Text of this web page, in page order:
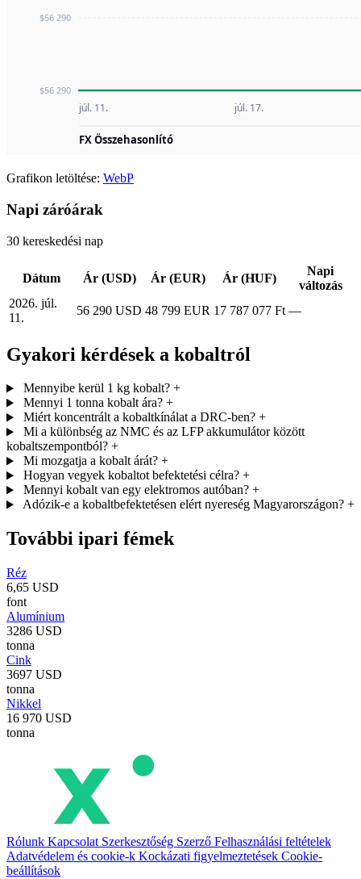
Grafikon letöltése: WebP
Napi záróárak
30 kereskedési nap
Dátum Ár (USD) Ár (EUR) Ár (HUF)
Napi
változás
2026. júl.
11.
56 290 USD 48 799 EUR 17 787 077 Ft —
Gyakori kérdések a kobaltról
Mennyibe kerül 1 kg kobalt? +
Mennyi 1 tonna kobalt ára? +
Miért koncentrált a kobaltkínálat a DRC-ben? +
Mi a különbség az NMC és az LFP akkumulátor között
kobaltszempontból? +
Mi mozgatja a kobalt árát? +
Hogyan vegyek kobaltot befektetési célra? +
Mennyi kobalt van egy elektromos autóban? +
Adózik-e a kobaltbefektetésen elért nyereség Magyarországon? +
További ipari fémek
Réz
6,65 USD
font
Alumínium
3286 USD
tonna
Cink
3697 USD
tonna
Nikkel
16 970 USD
tonna
Rólunk Kapcsolat Szerkesztőség Szerző Felhasználási feltételek
Adatvédelem és cookie-k Kockázati figyelmeztetések Cookie-
beállítások